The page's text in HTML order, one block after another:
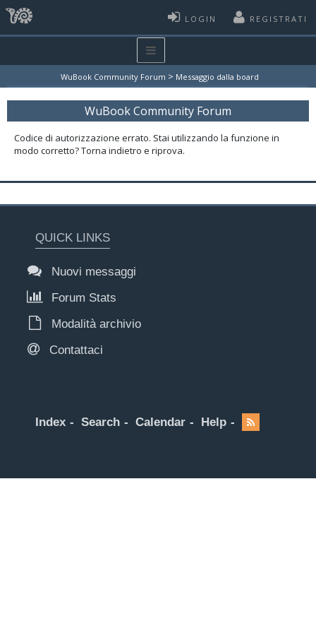
LOGIN REGISTRATI
WuBook Community Forum > Messaggio dalla board
WuBook Community Forum
Codice di autorizzazione errato. Stai utilizzando la funzione in
modo corretto? Torna indietro e riprova.
QUICK LINKS
Nuovi messaggi
Forum Stats
Modalità archivio
Contattaci
Index Search Calendar Help